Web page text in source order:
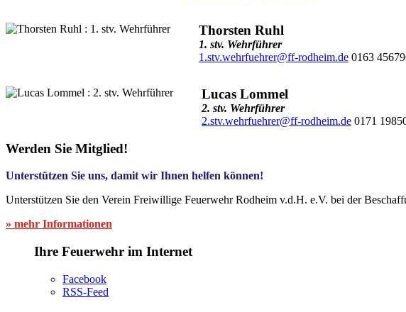
Thorsten Ruhl
1. stv. Wehrführer
1.stv.wehrfuehrer@ff-rodheim.de0163
Lucas Lommel
2. stv. Wehrführer
2.stv.wehrfuehrer@ff-rodheim.de0171
Werden Sie Mitglied!
Unterstützen Sie uns, damit wir Ihnen helfen können!
Unterstützen Sie den Verein Freiwillige Feuerwehr Rodheim v.d.H. e.V. bei der
» mehr Informationen
Ihre Feuerwehr im Internet
Facebook
RSS-Feed